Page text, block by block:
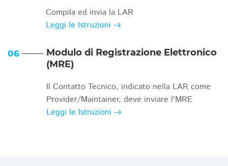
Compila ed invia la LAR
Leggi le Istruzioni
06
Modulo di Registrazione Elettronico
(MRE)
Il Contatto Tecnico, indicato nella LAR come
Provider/Maintainer, deve inviare l'MRE
Leggi le Istruzioni